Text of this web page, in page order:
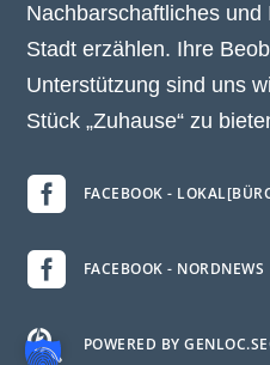
Nachbarschaftliches
Stadt erzählen. Ihre
Unterstützung sind uns
Stück „Zuhause“ zu
 FACEBOOK -
 FACEBOOK - NORDNEWS
 POWERED BY